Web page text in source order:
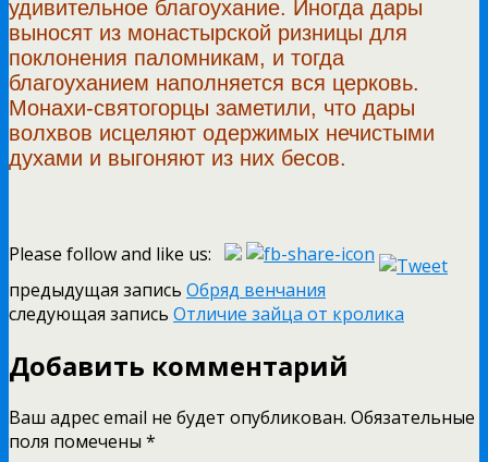
удивительное благоухание. Иногда дары
выносят из монастырской ризницы для
поклонения паломникам, и тогда
благоуханием наполняется вся церковь.
Монахи-святогорцы заметили, что дары
волхвов исцеляют одержимых нечистыми
духами и выгоняют из них бесов.
Please follow and like us:
предыдущая запись Обряд венчания
следующая запись Отличие зайца от кролика
Добавить комментарий
Ваш адрес email не будет опубликован. Обязательные
поля помечены *